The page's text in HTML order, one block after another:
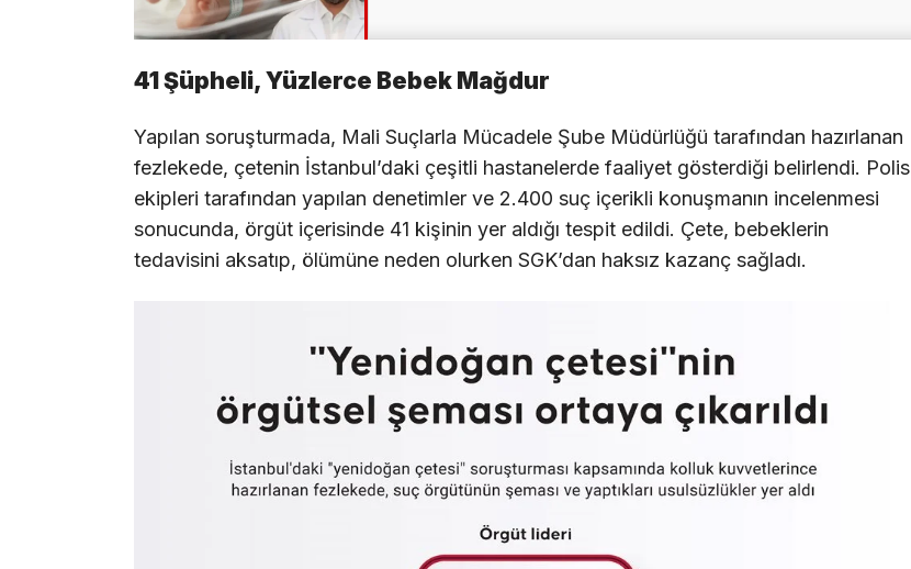
41 Şüpheli, Yüzlerce Bebek Mağdur
Yapılan soruşturmada, Mali Suçlarla Mücadele Şube Müdürlüğü tarafından hazırlanan
fezlekede, çetenin İstanbul’daki çeşitli hastanelerde faaliyet gösterdiği belirlendi. Polis
ekipleri tarafından yapılan denetimler ve 2.400 suç içerikli konuşmanın incelenmesi
sonucunda, örgüt içerisinde 41 kişinin yer aldığı tespit edildi. Çete, bebeklerin
tedavisini aksatıp, ölümüne neden olurken SGK’dan haksız kazanç sağladı.